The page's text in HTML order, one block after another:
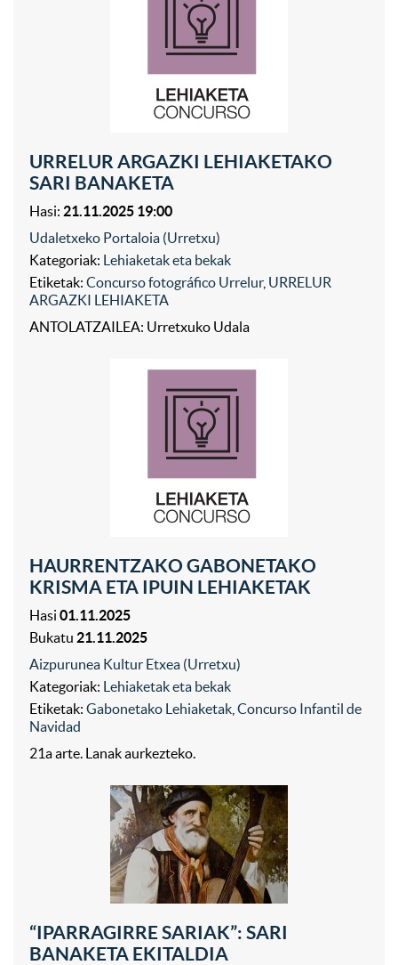
URRELUR ARGAZKI LEHIAKETAKO
SARI BANAKETA
Hasi: 21.11.2025 19:00
Udaletxeko Portaloia (Urretxu)
Kategoriak: Lehiaketak eta bekak
Etiketak: Concurso fotográfico Urrelur, URRELUR
ARGAZKI LEHIAKETA
ANTOLATZAILEA: Urretxuko Udala
HAURRENTZAKO GABONETAKO
KRISMA ETA IPUIN LEHIAKETAK
Hasi 01.11.2025
Bukatu 21.11.2025
Aizpurunea Kultur Etxea (Urretxu)
Kategoriak: Lehiaketak eta bekak
Etiketak: Gabonetako Lehiaketak Concurso Infantil de
Navidad
21a arte. Lanak aurkezteko.
“IPARRAGIRRE SARIAK”: SARI
BANAKETA EKITALDIA